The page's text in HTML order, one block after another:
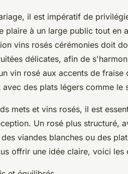
il est impératif de
plaire à un large public tout en
vins rosés cérémonies doit
délicates, afin de
vin rosé aux accents de
des plats légers comme le
mets et vins rosés, il est
Un rosé plus structuré,
viandes blanches ou des
offrir une idée claire, voici les